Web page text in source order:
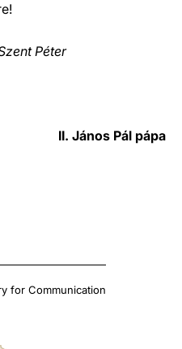
Péter
II. János Pál pápa
for Communication